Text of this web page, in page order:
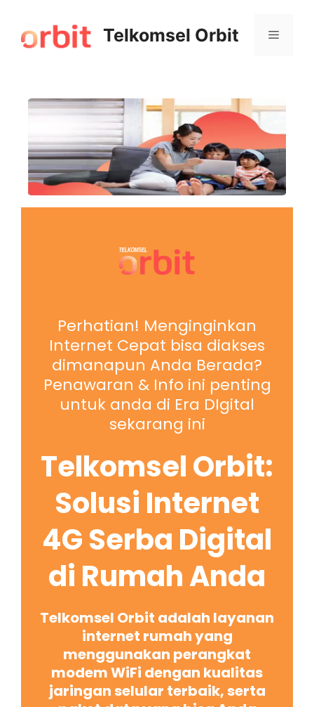
Telkomsel Orbit
Perhatian! Menginginkan
Internet Cepat bisa diakses
dimanapun Anda Berada?
Penawaran & Info ini penting
untuk anda di Era DIgital
sekarang ini
Telkomsel Orbit:
Solusi Internet
4G Serba Digital
di Rumah Anda
Telkomsel Orbit adalah layanan
internet rumah yang
menggunakan perangkat
modem WiFi dengan kualitas
jaringan selular terbaik, serta